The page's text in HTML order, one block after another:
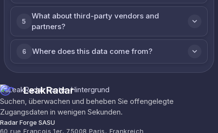
5
What about third-party vendors and
partners?
6 Where does this data come from?
LeakRadar
Suchen, überwachen und beheben Sie offengelegte
Zugangsdaten in wenigen Sekunden.
Radar Forge SASU
60 rue François 1er, 75008 Paris, Frankreich